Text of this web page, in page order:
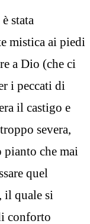
stata
mistica ai piedi
a Dio (che ci
i peccati di
il castigo e
severa,
che mai
quel
il quale si
conforto